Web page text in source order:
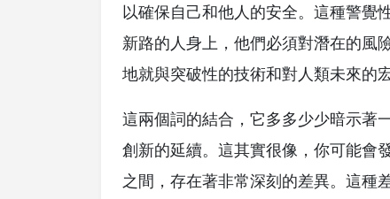
以確保自己和他人的安全。這種警覺
新路的人身上，他們必須對潛在的風
地就與突破性的技術和對人類未來的
這兩個詞的結合，它多多少少暗示著
創新的延續。這其實很像，你可能會
之間，存在著非常深刻的差異。這種